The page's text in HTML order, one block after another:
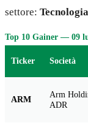
settore: Tecnologia
Top 10 Gainer — 09
Ticker Società
ARM
Arm
ADR